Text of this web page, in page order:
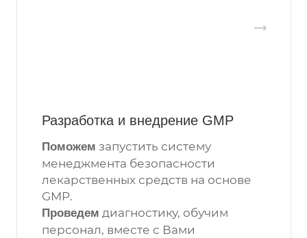
Разработка и внедрение GMP
Поможем запустить систему
менеджмента безопасности
лекарственных средств на основе
GMP.
Проведем диагностику, обучим
персонал, вместе с Вами